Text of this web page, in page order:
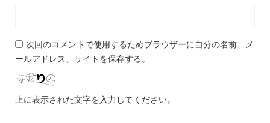
次回のコメントで使用するためブラウザーに自分の名前、メ
ールアドレス、サイトを保存する。
上に表示された文字を入力してください。